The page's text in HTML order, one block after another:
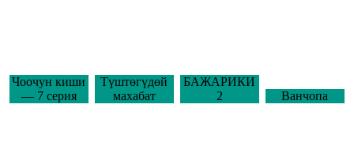
Чоочун киши
— 7 серия
Түштөгүдөй
махабат
БАЖАРИКИ
2
Ванчопа